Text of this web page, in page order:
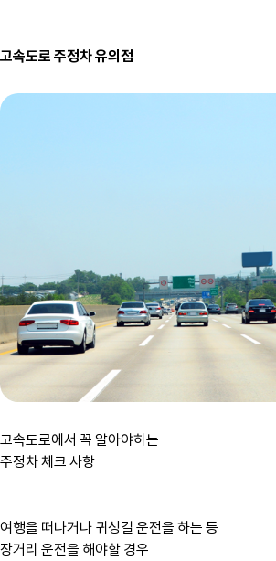
고속도로 주정차 유의점
고속도로에서 꼭 알아야하는
주정차 체크 사항
여행을 떠나거나 귀성길 운전을 하는 등
장거리 운전을 해야할 경우